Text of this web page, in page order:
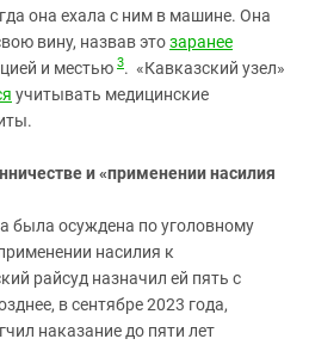
она ехала с ним в машине. Она
вину, назвав этозаранее
и местью 3. «Кавказский узел»
учитывать медицинские
и «применении насилия
была осуждена по уголовному
насилия к
райсуд назначил ей пять с
в сентябре 2023 года,
наказание до пяти лет